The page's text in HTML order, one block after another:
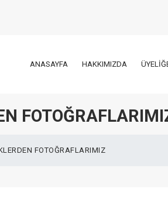
ANASAYFA HAKKIMIZDA
FOTOĞRAFLARIMIZ